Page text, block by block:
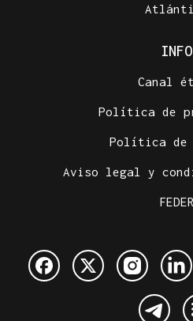
INFO
Canal
Política de
Política de
Aviso legal y
FEDER